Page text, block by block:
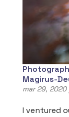
Magirus-
mar 29, 2020
I ventured